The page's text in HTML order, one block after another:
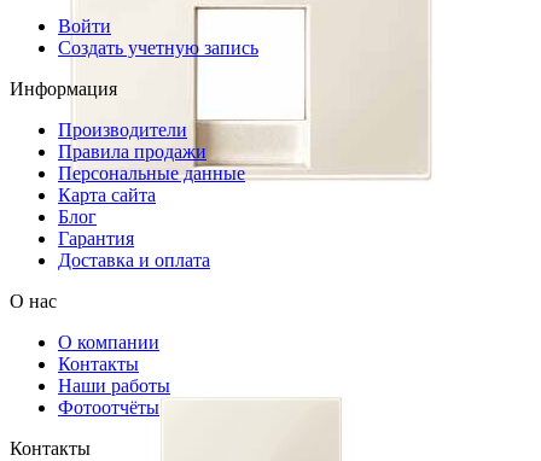
Войти
Создать учетную запись
Информация
Производители
Правила продажи
Персональные данные
Карта сайта
Блог
Гарантия
Доставка и оплата
О нас
О компании
Контакты
Наши работы
Фотоотчёты
Контакты